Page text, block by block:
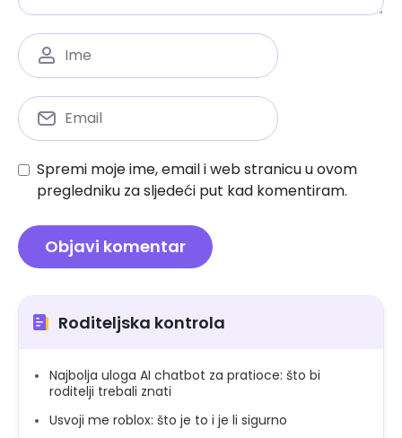
Spremi moje ime, email i web stranicu u ovom
pregledniku za sljedeći put kad komentiram.
Roditeljska kontrola
Najbolja uloga AI chatbot za pratioce: što bi
roditelji trebali znati
Usvoji me roblox: što je to i je li sigurno